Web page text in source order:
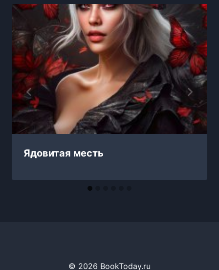
Ядовитая месть
© 2026 BookToday.ru